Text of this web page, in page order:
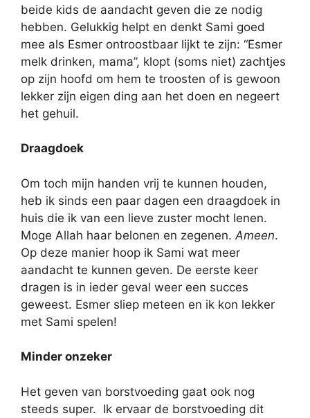
beide kids de aandacht geven die ze nodig
hebben. Gelukkig helpt en denkt Sami goed
mee als Esmer ontroostbaar lijkt te zijn: “Esmer
melk drinken, mama”, klopt (soms niet) zachtjes
op zijn hoofd om hem te troosten of is gewoon
lekker zijn eigen ding aan het doen en negeert
het gehuil.
Draagdoek
Om toch mijn handen vrij te kunnen houden,
heb ik sinds een paar dagen een draagdoek in
huis die ik van een lieve zuster mocht lenen.
Moge Allah haar belonen en zegenen. Ameen.
Op deze manier hoop ik Sami wat meer
aandacht te kunnen geven. De eerste keer
dragen is in ieder geval weer een succes
geweest. Esmer sliep meteen en ik kon lekker
met Sami spelen!
Minder onzeker
Het geven van borstvoeding gaat ook nog
steeds super. Ik ervaar de borstvoeding dit